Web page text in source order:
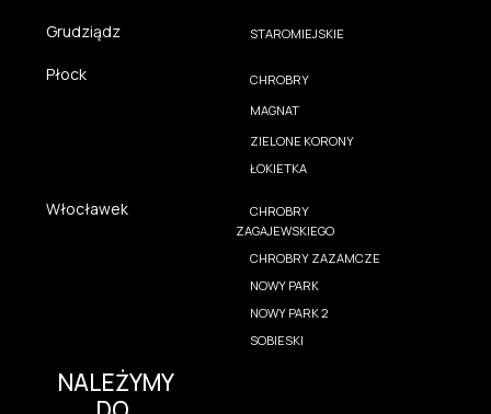
Grudziądz STAROMIEJSKIE
Płock
CHROBRY
MAGNAT
ZIELONE KORONY
ŁOKIETKA
Włocławek
CHROBRY
ZAGAJEWSKIEGO
CHROBRY ZAZAMCZE
NOWY PARK
NOWY PARK 2
SOBIESKI
NALEŻYMY